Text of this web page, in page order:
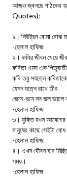
আজও জ্বলছে পাঠকের
Quotes):
১। নিউট্রন বোমা বোঝ
-হেলাল হাফিজ
২। কবির জীবন খেয়ে
কবিতা এমন এক পিতৃঘাতী
কবি তবু সযত্নে
যেমন যত্নে রাখে তীর
জেনে-শুনে সব জল ভয়াল
-হেলাল হাফিজ
৩। যুক্তি যখন আবেগের
মানুষের কাছে সেইটা
-হেলাল হাফিজ
৪। এখন যৌবন যার
সময়।
-হেলাল হাফিজ